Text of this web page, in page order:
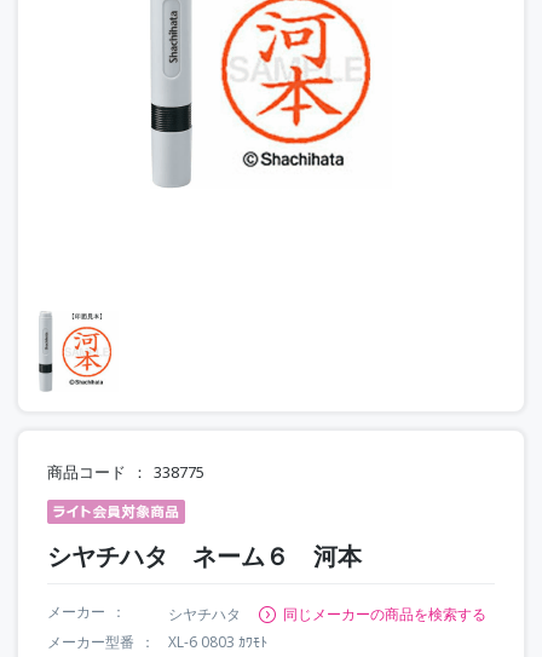
商品コード 338775
シヤチハタ ネーム６ 河本
メーカー シヤチハタ
同じメーカーの商品を検索する
メーカー型番
XL-6 0803 ｶﾜﾓﾄ